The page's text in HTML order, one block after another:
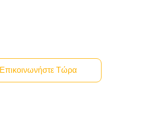
Επικοινωνήστε Τώρα